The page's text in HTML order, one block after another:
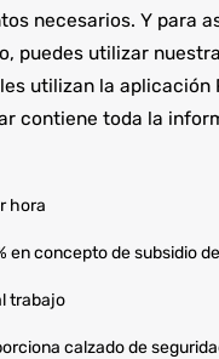
necesarios. Y para
puedes utilizar
utilizan la
contiene toda la
hora
en concepto de subsidio
trabajo
calzado de